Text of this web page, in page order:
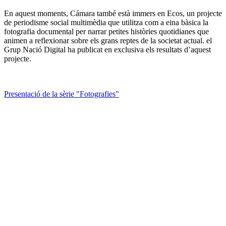
En aquest moments, Cámara també està immers en Ecos, un projecte
de periodisme social multimèdia que utilitza com a eina bàsica la
fotografia documental per narrar petites històries quotidianes que
animen a reflexionar sobre els grans reptes de la societat actual. el
Grup Nació Digital ha publicat en exclusiva els resultats d’aquest
projecte.
Presentació de la sèrie "Fotografies"